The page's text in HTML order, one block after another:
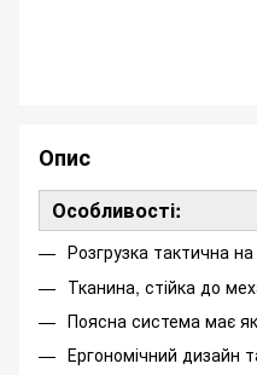
Опис
Особливості:
Розгрузка тактична
Тканина, стійка до
Поясна система має
Ергономічний дизайн